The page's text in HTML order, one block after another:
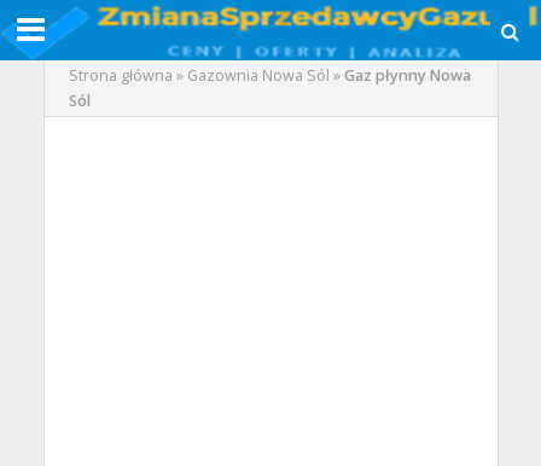
Strona główna » Gazownia Nowa Sól »Gaz płynny Nowa
Sól